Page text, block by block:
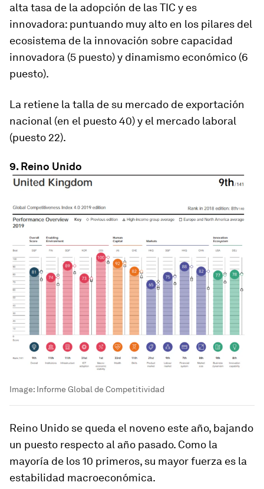
alta tasa de la adopción de las TIC y es
innovadora: puntuando muy alto en los pilares del
ecosistema de la innovación sobre capacidad
innovadora (5 puesto) y dinamismo económico (6
puesto).
La retiene la talla de su mercado de exportación
nacional (en el puesto 40) y el mercado laboral
(puesto 22).
9. Reino Unido
Image: Informe Global de Competitividad
Reino Unido se queda el noveno este año, bajando
un puesto respecto al año pasado. Como la
mayoría de los 10 primeros, su mayor fuerza es la
estabilidad macroeconómica.